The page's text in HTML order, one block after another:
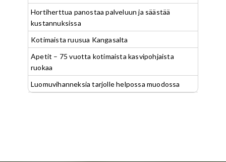
Hortiherttua panostaa palveluun ja säästää
kustannuksissa
Kotimaista ruusua Kangasalta
Apetit – 75 vuotta kotimaista kasvipohjaista
ruokaa
Luomuvihanneksia tarjolle helpossa muodossa